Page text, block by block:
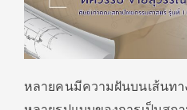
หลายคนมีความฝันบนเส้นทา